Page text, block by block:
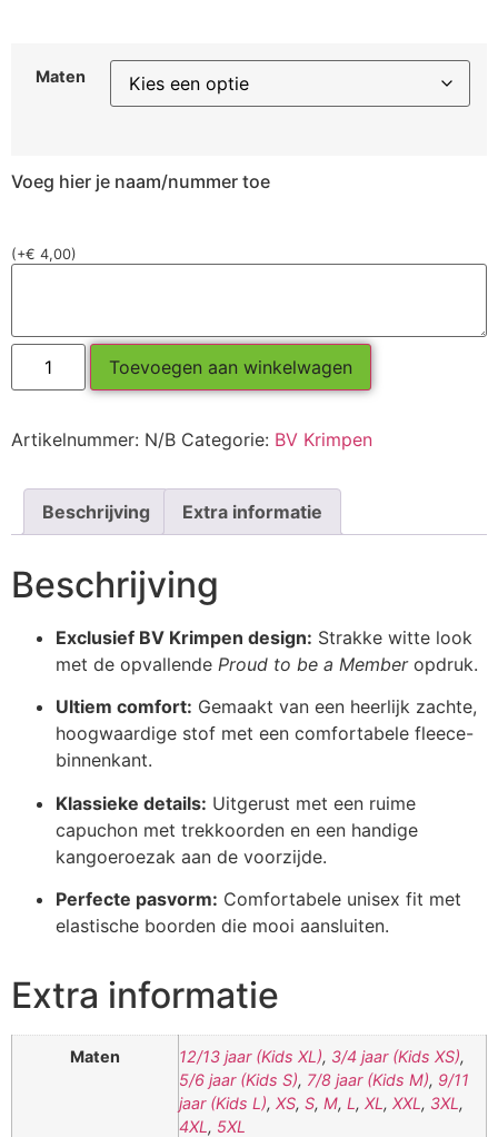
Maten
Voeg hier je naam/nummer toe
(+€ 4,00)
Toevoegen aan winkelwagen
Artikelnummer: N/B Categorie: BV Krimpen
Beschrijving Extra informatie
Beschrijving
Exclusief BV Krimpen design: Strakke witte look
met de opvallende Proud to be a Memberopdruk.
Ultiem comfort: Gemaakt van een heerlijk zachte,
hoogwaardige stof met een comfortabele fleece-
binnenkant.
Klassieke details: Uitgerust met een ruime
capuchon met trekkoorden en een handige
kangoeroezak aan de voorzijde.
Perfecte pasvorm: Comfortabele unisex fit met
elastische boorden die mooi aansluiten.
Extra informatie
Maten 12/13 jaar (Kids XL), 3/4 jaar (Kids XS),
5/6 jaar (Kids S), 7/8 jaar (Kids M), 9/11
jaar (Kids L), XS, S, M, L , XL , XXL , 3XL ,
4XL , 5XL